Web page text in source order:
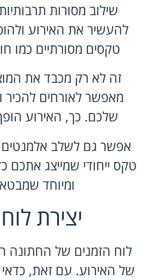
שילוב מסורות
להעשיר את האירוע
טקסים מסורתיים כמו
זה לא רק מכבד את
מאפשר לאורחים להכיר
שלכם. כך, האירוע
אפשר גם לשלב אלמנטים
טקס ייחודי שמייצג אתכם
ומיוחד
יצירת
לוח הזמנים של החתונה
של האירוע. עם זאת,